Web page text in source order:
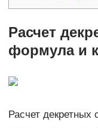
Расчет
формула и
Расчет декретных